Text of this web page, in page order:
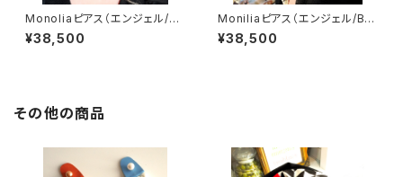
Monoliaピアス（エンジェル/Cr
ema）
¥38,500
Moniliaピアス（エンジェル/Bro
nzo）
¥38,500
その他の商品